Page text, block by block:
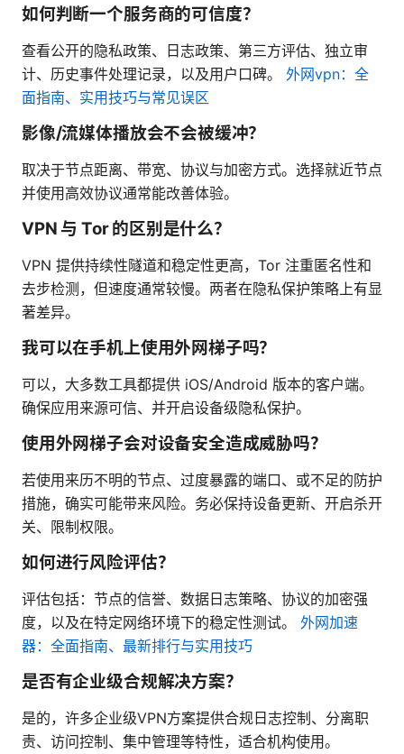
如何判断一个服务商的可信度？
查看公开的隐私政策、日志政策、第三方评估、独立审
计、历史事件处理记录，以及用户口碑。 外网vpn：全
面指南、实用技巧与常见误区
影像/流媒体播放会不会被缓冲？
取决于节点距离、带宽、协议与加密方式。选择就近节点
并使用高效协议通常能改善体验。
VPN 与 Tor 的区别是什么？
VPN 提供持续性隧道和稳定性更高，Tor 注重匿名性和
去步检测，但速度通常较慢。两者在隐私保护策略上有显
著差异。
我可以在手机上使用外网梯子吗？
可以，大多数工具都提供 iOS/Android 版本的客户端。
确保应用来源可信、并开启设备级隐私保护。
使用外网梯子会对设备安全造成威胁吗？
若使用来历不明的节点、过度暴露的端口、或不足的防护
措施，确实可能带来风险。务必保持设备更新、开启杀开
关、限制权限。
如何进行风险评估？
评估包括：节点的信誉、数据日志策略、协议的加密强
度，以及在特定网络环境下的稳定性测试。 外网加速
器：全面指南、最新排行与实用技巧
是否有企业级合规解决方案？
是的，许多企业级VPN方案提供合规日志控制、分离职
责、访问控制、集中管理等特性，适合机构使用。